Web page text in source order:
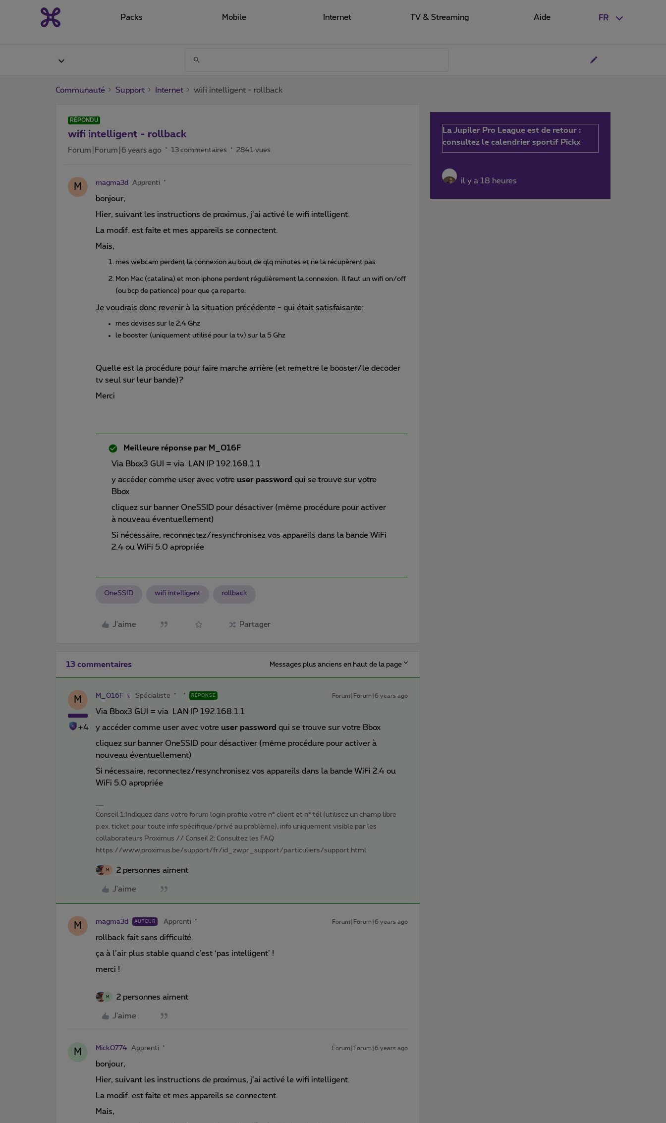
FR
Packs Mobile Internet TV & Streaming Aide
Communauté Support Internet wifi intelligent - rollback
RÉPONDU
wifi intelligent - rollback
Forum|Forum|6 years ago 13 commentaires 2841 vues
M magma3d Apprenti
bonjour,
Hier, suivant les instructions de proximus, j’ai activé le wifi intelligent.
La modif. est faite et mes appareils se connectent.
Mais,
mes webcam perdent la connexion au bout de qlq minutes et ne la récupèrent pas
Mon Mac (catalina) et mon iphone perdent régulièrement la connexion. Il faut un wifi on/off
(ou bcp de patience) pour que ça reparte.
Je voudrais donc revenir à la situation précédente - qui était satisfaisante:
mes devises sur le 2,4 Ghz
le booster (uniquement utilisé pour la tv) sur la 5 Ghz
Quelle est la procédure pour faire marche arrière (et remettre le booster/le decoder
tv seul sur leur bande)?
Merci
Meilleure réponse par M_016F
Via Bbox3 GUI = via LAN IP 192.168.1.1
y accéder comme user avec votre user password qui se trouve sur votre
Bbox
cliquez sur banner OneSSID pour désactiver (même procédure pour activer
à nouveau éventuellement)
Si nécessaire, reconnectez/resynchronisez vos appareils dans la bande WiFi
2.4 ou WiFi 5.0 apropriée
OneSSID wifi intelligent rollback
J'aime Partager
13 commentaires Messages plus anciens en haut de la page
M
+4
M_016F Spécialiste RÉPONSE Forum|Forum|6 years ago
Via Bbox3 GUI = via LAN IP 192.168.1.1
y accéder comme user avec votre user password qui se trouve sur votre Bbox
cliquez sur banner OneSSID pour désactiver (même procédure pour activer à
nouveau éventuellement)
Si nécessaire, reconnectez/resynchronisez vos appareils dans la bande WiFi 2.4 ou
WiFi 5.0 apropriée
Conseil 1:Indiquez dans votre forum login profile votre n° client et n° tél (utilisez un champ libre
p.ex. ticket pour toute info spécifique/privé au problème), info uniquement visible par les
collaborateurs Proximus // Conseil 2: Consultez les FAQ
https://www.proximus.be/support/fr/id_zwpr_support/particuliers/support.html
M 2 personnes aiment
J'aime
M magma3d AUTEUR Apprenti Forum|Forum|6 years ago
rollback fait sans difficulté.
ça à l’air plus stable quand c’est ‘pas intelligent’ !
merci !
M 2 personnes aiment
J'aime
M Mick0774 Apprenti Forum|Forum|6 years ago
bonjour,
Hier, suivant les instructions de proximus, j’ai activé le wifi intelligent.
La modif. est faite et mes appareils se connectent.
Mais,
La Jupiler Pro League est de retour :
consultez le calendrier sportif Pickx
il y a 18 heures